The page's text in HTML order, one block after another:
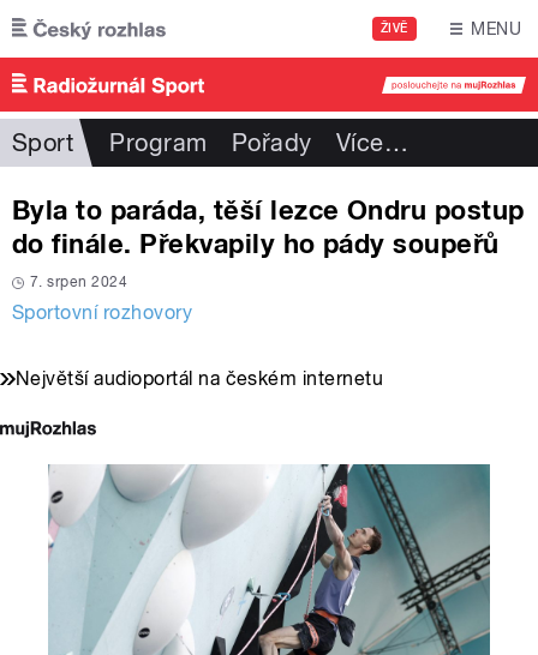
Přejít k hlavnímu obsahu
ŽIVĚ MENU
Sport Program Pořady Více…
Byla to paráda, těší lezce Ondru postup
do finále. Překvapily ho pády soupeřů
7. srpen 2024
Sportovní rozhovory
Největší audioportál na českém internetu